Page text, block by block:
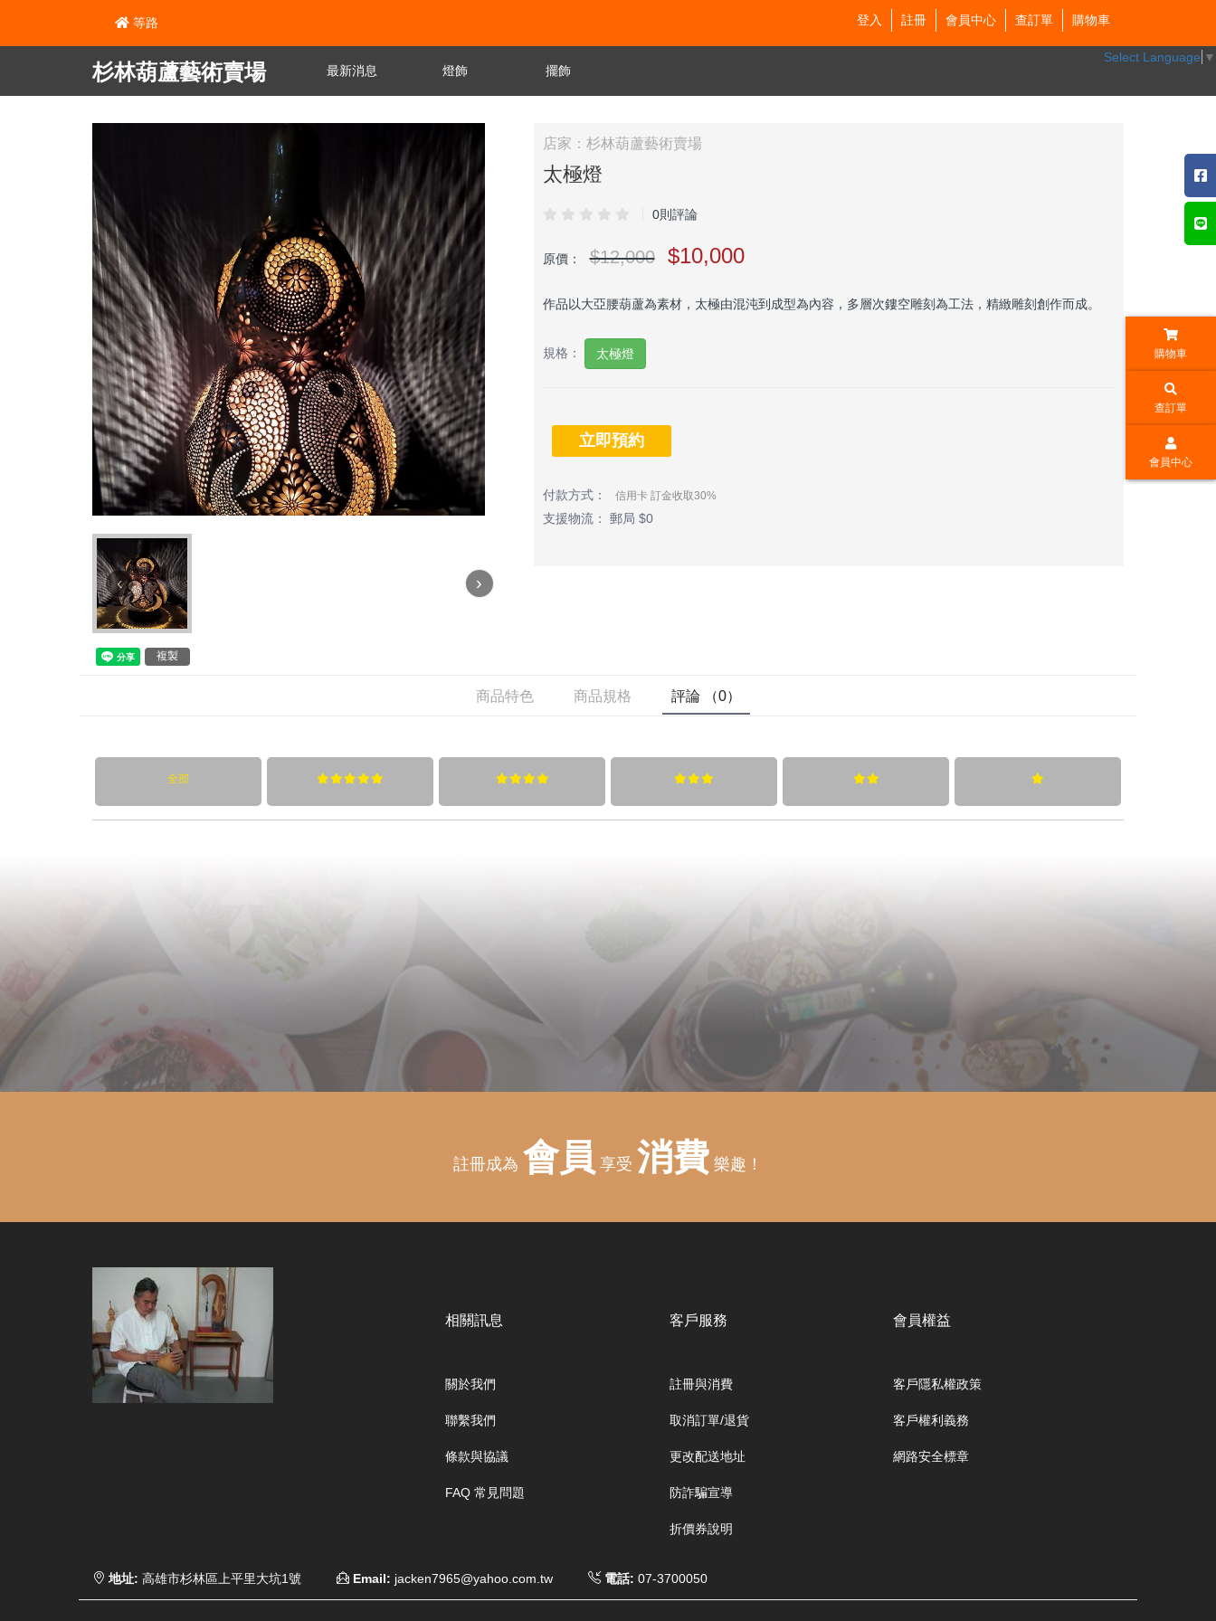
購物車
查訂單
會員中心
Select Language ▼
等路 登入 註冊 會員中心 查訂單 購物車
杉林葫蘆藝術賣場 最新消息 燈飾 擺飾
‹ ›
複製
店家：杉林葫蘆藝術賣場
太極燈
0則評論
原價： $12,000 $10,000
作品以大亞腰葫蘆為素材，太極由混沌到成型為內容，多層次鏤空雕刻為工法，精緻雕刻創作而成。
規格： 太極燈
立即預約
付款方式： 信用卡 訂金收取30%
支援物流： 郵局 $0
商品特色 商品規格 評論 （0）
全部
註冊成為 會員 享受 消費 樂趣！
相關訊息
關於我們
聯繫我們
條款與協議
FAQ 常見問題
客戶服務
註冊與消費
取消訂單/退貨
更改配送地址
防詐騙宣導
折價券說明
會員權益
客戶隱私權政策
客戶權利義務
網路安全標章
地址: 高雄市杉林區上平里大坑1號 Email: jacken7965@yahoo.com.tw 電話: 07-3700050